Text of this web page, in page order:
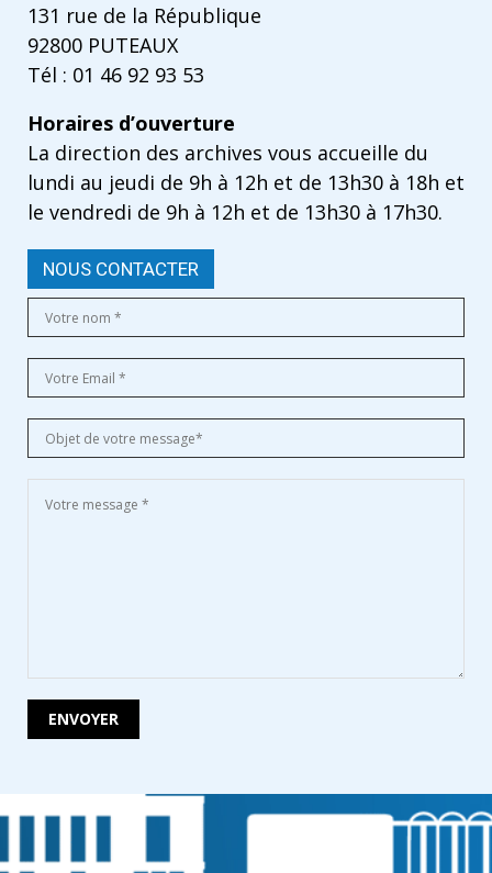
131 rue de la République
92800 PUTEAUX
Tél : 01 46 92 93 53
Horaires d’ouverture
La direction des archives vous accueille du
lundi au jeudi de 9h à 12h et de 13h30 à 18h et
le vendredi de 9h à 12h et de 13h30 à 17h30.
NOUS CONTACTER